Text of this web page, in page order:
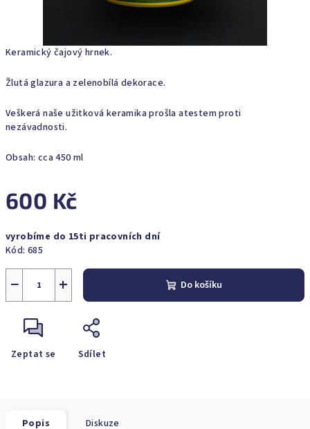
Keramický čajový hrnek.
Žlutá glazura a zelenobílá dekorace.
Veškerá naše užitková keramika prošla atestem proti
nezávadnosti.
Obsah: cca 450 ml
600 Kč
cena:
vyrobíme do 15ti pracovních dní
Kód: 685
+
− Do košíku
Zeptat se Sdílet
Popis Diskuze